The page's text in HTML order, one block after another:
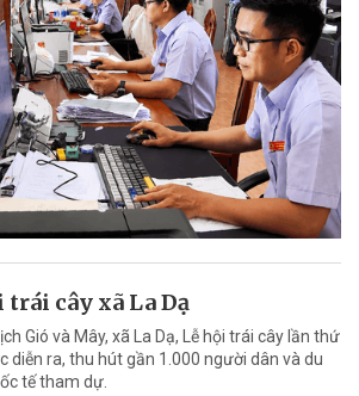
trái cây xã La Dạ
Gió và Mây, xã La Dạ, Lễ hội trái cây lần thứ
diễn ra, thu hút gần 1.000 người dân và du
tế tham dự.